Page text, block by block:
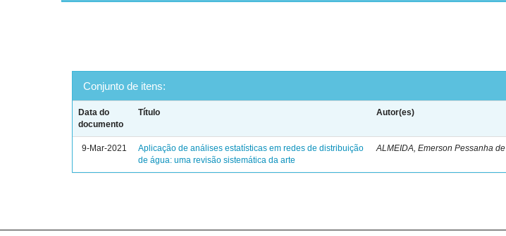
Conjunto de itens:
Data do
documento
Título Autor(es)
9-Mar-2021
Aplicação de análises estatísticas em redes de distribuição
de água: uma revisão sistemática da arte
ALMEIDA, Emerson Pessanha de